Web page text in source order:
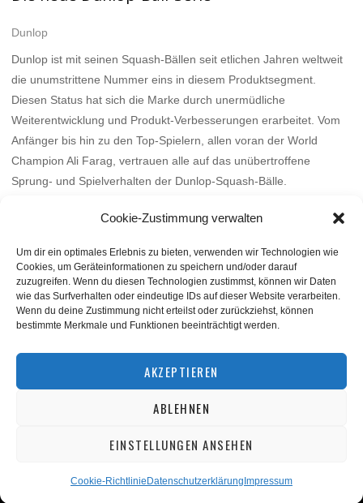
Cookie-Zustimmung verwalten
Um dir ein optimales Erlebnis zu bieten, verwenden wir Technologien wie
Cookies, um Geräteinformationen zu speichern und/oder darauf
zuzugreifen. Wenn du diesen Technologien zustimmst, können wir Daten
wie das Surfverhalten oder eindeutige IDs auf dieser Website verarbeiten.
Wenn du deine Zustimmung nicht erteilst oder zurückziehst, können
bestimmte Merkmale und Funktionen beeinträchtigt werden.
AKZEPTIEREN
ABLEHNEN
EINSTELLUNGEN ANSEHEN
Cookie-Richtlinie Datenschutzerklärung Impressum
Dunlop
Dunlop ist mit seinen Squash-Bällen seit etlichen Jahren weltweit
die unumstrittene Nummer eins in diesem Produktsegment.
Diesen Status hat sich die Marke durch unermüdliche
Weiterentwicklung und Produkt-Verbesserungen erarbeitet. Vom
Anfänger bis hin zu den Top-Spielern, allen voran der World
Champion Ali Farag, vertrauen alle auf das unübertroffene
Sprung- und Spielverhalten der Dunlop-Squash-Bälle.
BACK TO TOP
squashnet.de2026
Performance Marketing by matchplan